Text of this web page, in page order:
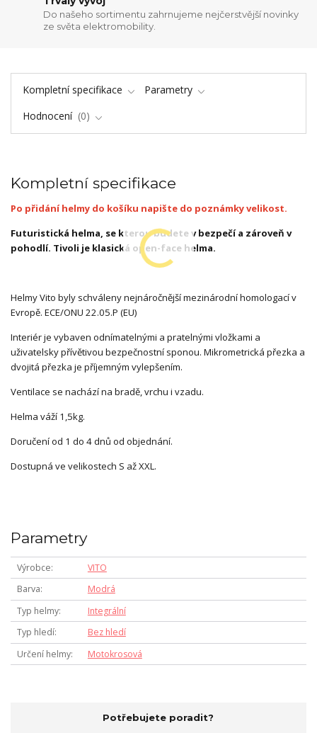
Do našeho sortimentu zahrnujeme nejčerstvější novinky
ze světa elektromobility.
Kompletní specifikace
Parametry
Hodnocení
0
Kompletní specifikace
Po přidání helmy do košíku napište do poznámky velikost.
Futuristická helma, se kterou budete v bezpečí a zároveň v
pohodlí. Tivoli je klasická open-face helma.
Helmy Vito byly schváleny nejnáročnější mezinárodní homologací v
Evropě. ECE/ONU 22.05.P (EU)
Interiér je vybaven odnímatelnými a pratelnými vložkami a
uživatelsky přívětivou bezpečnostní sponou. Mikrometrická přezka a
dvojitá přezka je příjemným vylepšením.
Ventilace se nachází na bradě, vrchu i vzadu.
Helma váží 1,5kg.
Doručení od 1 do 4 dnů od objednání.
Dostupná ve velikostech S až XXL.
Parametry
Výrobce
VITO
Barva
Modrá
Typ helmy
Integrální
Typ hledí
Bez hledí
Určení helmy
Motokrosová
Potřebujete poradit?